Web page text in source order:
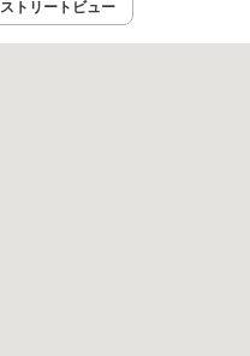
ストリートビュー